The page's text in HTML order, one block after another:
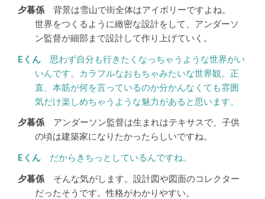
背景は雪山で街全体はアイボリーですよね。
世界をつくるように緻密な設計をして、アンダーソ
ン監督が細部まで設計して作り上げていく。
思わず自分も行きたくなっちゃうような世界がい
いんです。カラフルなおもちゃみたいな世界観。正
直、本筋が何を言っているのか分かんなくても雰囲
気だけ楽しめちゃうような魅力があると思います。
アンダーソン監督は生まれはテキサスで、子供
の頃は建築家になりたかったらしいですね。
だからきちっとしているんですね。
そんな気がします。設計図や図面のコレクター
だったそうです。性格がわかりやすい。